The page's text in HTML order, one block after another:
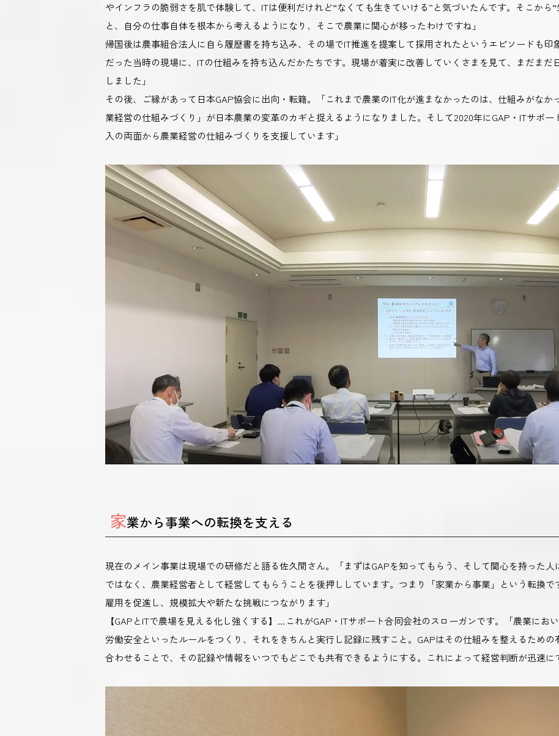
やインフラの脆弱さを肌で体験して、ITは便利だけれど“なくても生きていける”と気づいたんです。そこから
と、自分の仕事自体を根本から考えるようになり、そこで農業に関心が移ったわけですね」
帰国後は農事組合法人に自ら履歴書を持ち込み、その場でIT推進を提案して採用されたというエピソードも印
だった当時の現場に、ITの仕組みを持ち込んだかたちです。現場が着実に改善していくさまを見て、まだま
しました」
その後、ご縁があって日本GAP協会に出向・転籍。「これまで農業のIT化が進まなかったのは、仕組みがなか
業経営の仕組みづくり」が日本農業の変革のカギと捉えるようになりました。そして2020年にGAP・ITサポ
入の両面から農業経営の仕組みづくりを支援しています」
家業から事業への転換を支える
現在のメイン事業は現場での研修だと語る佐久間さん。「まずはGAPを知ってもらう、そして関心を持った
ではなく、農業経営者として経営してもらうことを後押ししています。つまり「家業から事業」という転換
雇用を促進し、規模拡大や新たな挑戦につながります」
【GAPとITで農場を見える化し強くする】…これがGAP・ITサポート合同会社のスローガンです。「農業にお
労働安全といったルールをつくり、それをきちんと実行し記録に残すこと。GAPはその仕組みを整えるため
合わせることで、その記録や情報をいつでもどこでも共有できるようにする。これによって経営判断が迅速に